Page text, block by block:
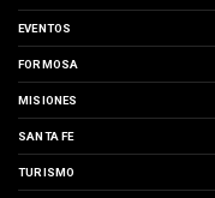
EVENTOS
FORMOSA
MISIONES
SANTA FE
TURISMO